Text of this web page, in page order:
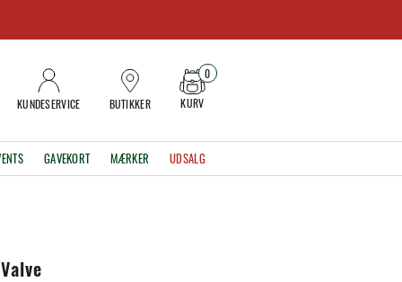
KUNDESERVICE BUTIKKER KURV
0
GAVEKORT MÆRKER UDSALG